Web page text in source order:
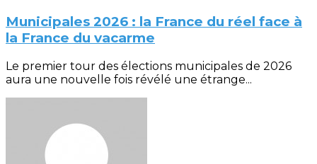
Municipales 2026 : la France du réel face à
la France du vacarme
Le premier tour des élections municipales de 2026
aura une nouvelle fois révélé une étrange...